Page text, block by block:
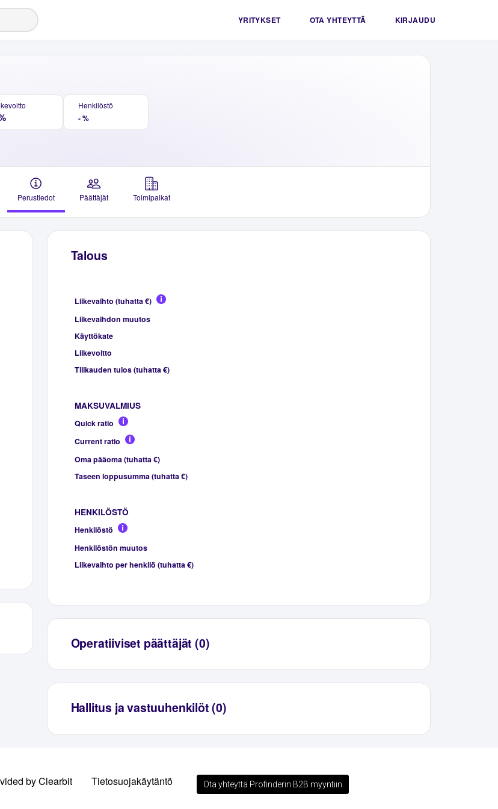
YRITYKSET OTA YHTEYTTÄ KIRJAUDU
Henkilöstö
- %
Perustiedot Päättäjät Toimipaikat
Talous
Liikevaihto (tuhatta €)
Liikevaihdon muutos
Käyttökate
Liikevoitto
Tilikauden tulos (tuhatta €)
MAKSUVALMIUS
Quick ratio
Current ratio
Oma pääoma (tuhatta €)
Taseen loppusumma (tuhatta €)
HENKILÖSTÖ
Henkilöstö
Henkilöstön muutos
Liikevaihto per henkilö (tuhatta €)
Operatiiviset päättäjät (0)
Hallitus ja vastuuhenkilöt (0)
by Clearbit Tietosuojakäytäntö Ota yhteyttä Profinderin B2B myyntiin